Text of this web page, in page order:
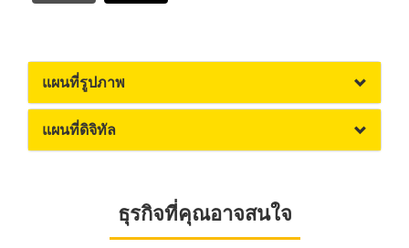
แผนที่รูปภาพ
แผนที่ดิจิทัล
ธุรกิจที่คุณอาจสนใจ